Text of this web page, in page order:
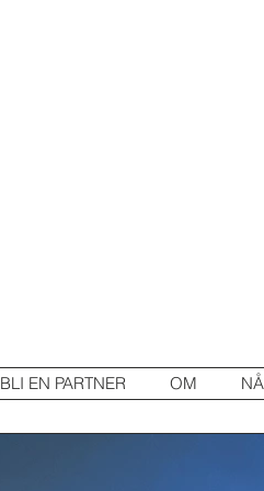
BLI EN PARTNER OM